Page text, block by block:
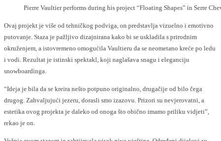
Pierre Vaultier performs during his project “Floating Shapes” in Serre
Ovaj projekt je više od tehničkog podviga, on predstavlja vizuelno i emotivno
putovanje. Staza je pažljivo dizajnirana kako bi se uskladila s prirodnim
okruženjem, a istovremeno omogućila Vaultieru da se neometano kreće po ledu
i vodi. Rezultat je istinski spektakl, koji naglašava snagu i eleganciju
snowboardinga.
“Ideja je bila da se kreira nešto potpuno originalno, drugačije od bilo čega
drugog. Zahvaljujući jezeru, dorasli smo izazovu. Prizori su nevjerovatni, a
estetika ovog projekta je daleko od onoga što obično imamo priliku vidjeti”,
rekao je on.